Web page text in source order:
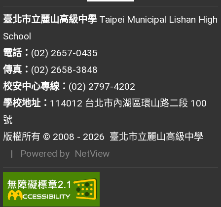
臺北市立麗山高級中學 Taipei Municipal Lishan High
School
電話： (02) 2657-0435
傳真： (02) 2658-3848
校安中心專線： (02) 2797-4202
學校地址： 114012 台北市內湖區環山路二段 100
號
版權所有 © 2008 - 2026 臺北市立麗山高級中學
| Powered by NetView